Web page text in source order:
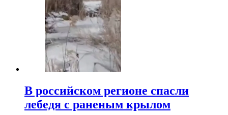
В российском регионе спасли
лебедя с раненым крылом